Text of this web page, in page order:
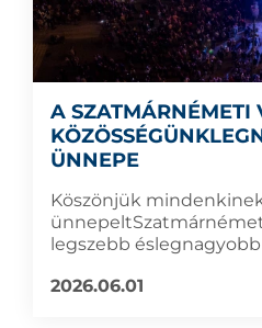
A SZATMÁRNÉMETI
ÜNNEPE
Köszönjük
legszebb
2026.06.01